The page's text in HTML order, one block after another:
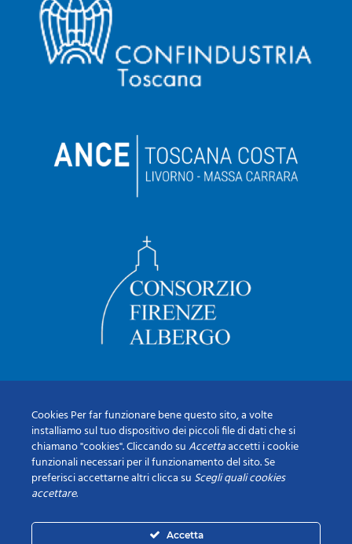
Cookies Per far funzionare bene questo sito, a volte
installiamo sul tuo dispositivo dei piccoli file di dati che si
chiamano "cookies". Cliccando suAccettaaccetti i cookie
funzionali necessari per il funzionamento del sito. Se
preferisci accettarne altri clicca su Scegli quali cookies
accettare.
Accetta